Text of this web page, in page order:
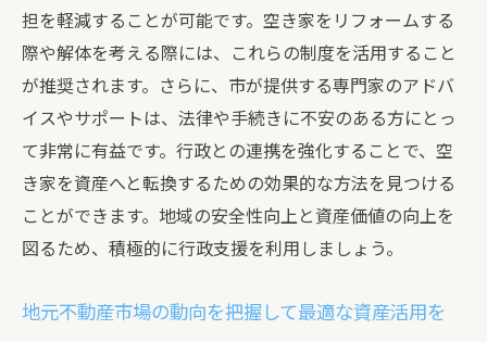
空き家を活用したコミュニティスペースの
創出
地域住民と協力した空き家リノベーション
プロジェクト
空き家を活用した観光資源としての可能性
地域経済を活性化する空き家ビジネスモデ
ル
空き家を魅力的な資産にリノベーションする秘
担を軽減することが可能です。空き家をリフォームする
際や解体を考える際には、これらの制度を活用すること
が推奨されます。さらに、市が提供する専門家のアドバ
イスやサポートは、法律や手続きに不安のある方にとっ
て非常に有益です。行政との連携を強化することで、空
き家を資産へと転換するための効果的な方法を見つける
ことができます。地域の安全性向上と資産価値の向上を
図るため、積極的に行政支援を利用しましょう。
地元不動産市場の動向を把握して最適な資産活用を